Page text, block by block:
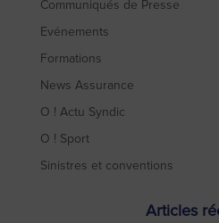
Communiqués de Presse
Evénements
Formations
News Assurance
O ! Actu Syndic
O ! Sport
Sinistres et conventions
Articles